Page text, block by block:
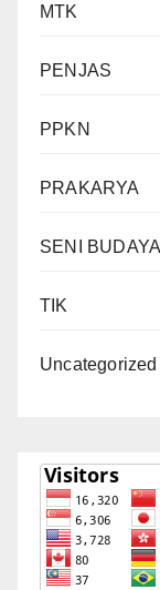
MTK
PENJAS
PPKN
PRAKARYA
SENI BUDAYA
TIK
Uncategorized